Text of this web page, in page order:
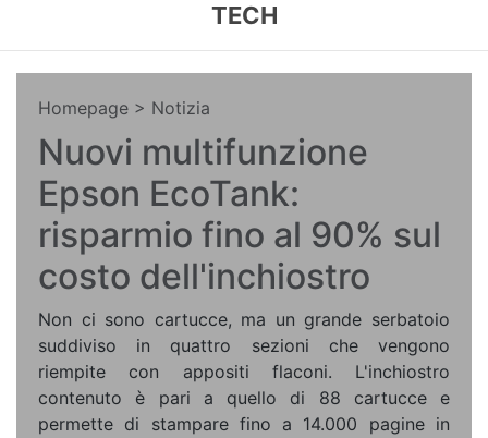
TECH
Homepage > Notizia
Nuovi multifunzione
Epson EcoTank:
risparmio fino al 90% sul
costo dell'inchiostro
Non ci sono cartucce, ma un grande serbatoio
suddiviso in quattro sezioni che vengono
riempite con appositi flaconi. L'inchiostro
contenuto è pari a quello di 88 cartucce e
permette di stampare fino a 14.000 pagine in